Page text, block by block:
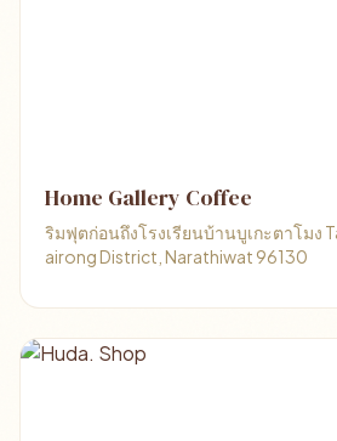
Home Gallery Coffee
ริมฟุตก่อนถึงโรงเรียนบ้านบูเกะตาโมง
airong District, Narathiwat 96130